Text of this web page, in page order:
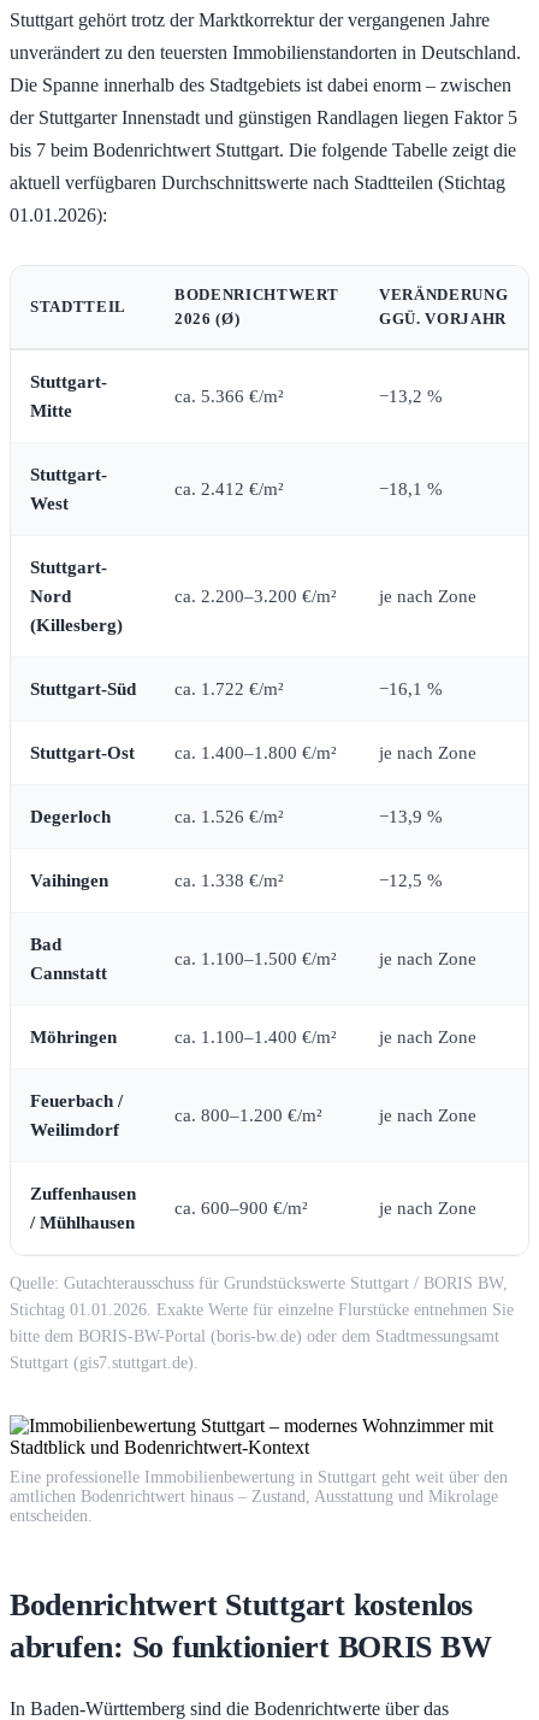
Stuttgart gehört trotz der Marktkorrektur der vergangenen Jahre
unverändert zu den teuersten Immobilienstandorten in Deutschland.
Die Spanne innerhalb des Stadtgebiets ist dabei enorm – zwischen
der Stuttgarter Innenstadt und günstigen Randlagen liegen Faktor 5
bis 7 beim Bodenrichtwert Stuttgart. Die folgende Tabelle zeigt die
aktuell verfügbaren Durchschnittswerte nach Stadtteilen (Stichtag
01.01.2026):
STADTTEIL
BODENRICHTWERT
2026 (Ø)
VERÄNDERUNG
GGÜ. VORJAHR
Stuttgart-
Mitte
ca. 5.366 €/m² −13,2 %
Stuttgart-
West
ca. 2.412 €/m² −18,1 %
Stuttgart-
Nord
(Killesberg)
ca. 2.200–3.200 €/m² je nach Zone
Stuttgart-Süd ca. 1.722 €/m² −16,1 %
Stuttgart-Ost ca. 1.400–1.800 €/m² je nach Zone
Degerloch ca. 1.526 €/m² −13,9 %
Vaihingen ca. 1.338 €/m² −12,5 %
Bad
Cannstatt
ca. 1.100–1.500 €/m² je nach Zone
Möhringen ca. 1.100–1.400 €/m² je nach Zone
Feuerbach /
Weilimdorf
ca. 800–1.200 €/m² je nach Zone
Zuffenhausen
/ Mühlhausen
ca. 600–900 €/m² je nach Zone
Quelle: Gutachterausschuss für Grundstückswerte Stuttgart / BORIS BW,
Stichtag 01.01.2026. Exakte Werte für einzelne Flurstücke entnehmen Sie
bitte dem BORIS-BW-Portal (boris-bw.de) oder dem Stadtmessungsamt
Stuttgart (gis7.stuttgart.de).
Eine professionelle Immobilienbewertung in Stuttgart geht weit über den
amtlichen Bodenrichtwert hinaus – Zustand, Ausstattung und Mikrolage
entscheiden.
Bodenrichtwert Stuttgart kostenlos
abrufen: So funktioniert BORIS BW
In Baden-Württemberg sind die Bodenrichtwerte über das